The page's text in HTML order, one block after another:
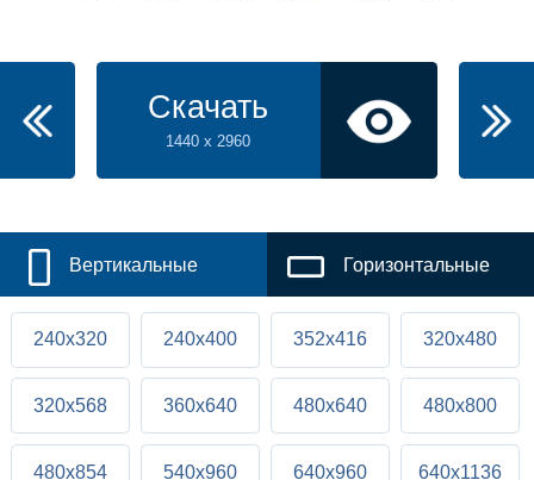
Скачать
1440 x 2960
Вертикальные Горизонтальные
240x320 240x400 352x416 320x480
320x568 360x640 480x640 480x800
480x854 540x960 640x960 640x1136